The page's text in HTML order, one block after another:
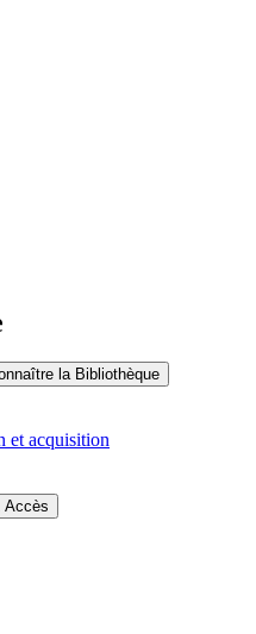
la Bibliothèque
et acquisition
Accès